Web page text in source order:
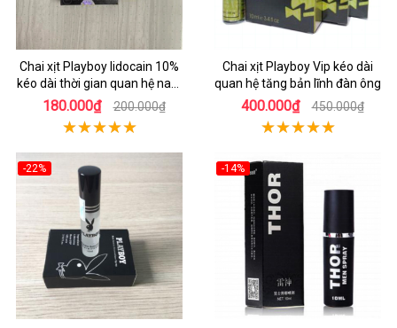
Chai xịt Playboy lidocain 10%
kéo dài thời gian quan hệ nam
giới
180.000₫ 200.000₫
Chai xịt Playboy Vip kéo dài
quan hệ tăng bản lĩnh đàn ông
400.000₫ 450.000₫
-22% -14%